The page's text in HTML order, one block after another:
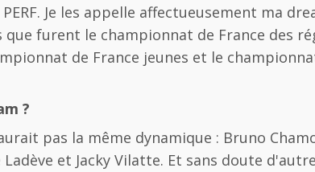
Je les appelle affectueusement ma
furent le championnat de France des
de France jeunes et le
?
pas la même dynamique : Bruno
et Jacky Vilatte. Et sans doute